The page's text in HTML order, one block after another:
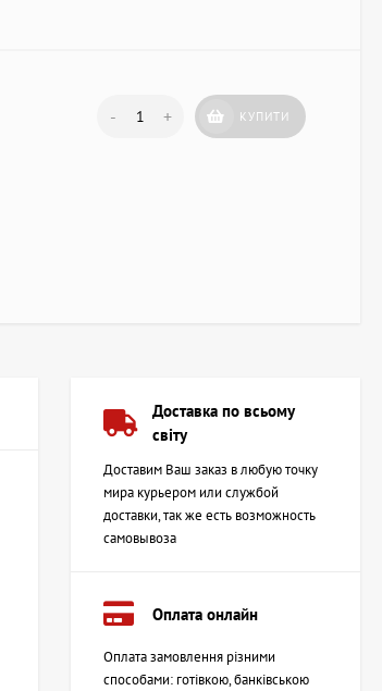
- + КУПИТИ
Доставка по всьому
світу
Доставим Ваш заказ в любую точку
мира курьером или службой
доставки, так же есть возможность
самовывоза
Оплата онлайн
Оплата замовлення різними
способами: готівкою, банківською